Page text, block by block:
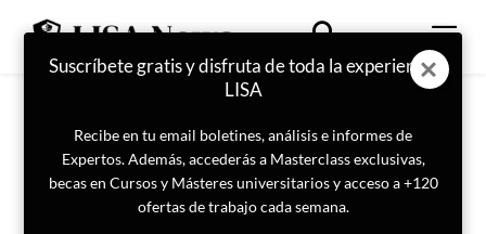
Suscríbete gratis y disfruta de toda la experiencia
LISA
Recibe en tu email boletines, análisis e informes de
Expertos. Además, accederás a Masterclass exclusivas,
becas en Cursos y Másteres universitarios y acceso a +120
ofertas de trabajo cada semana.